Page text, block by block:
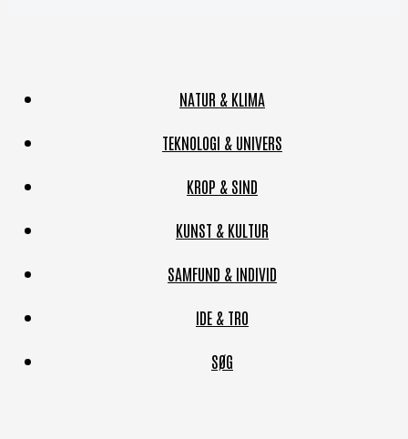
NATUR & KLIMA
TEKNOLOGI & UNIVERS
KROP & SIND
KUNST & KULTUR
SAMFUND & INDIVID
IDE & TRO
SØG